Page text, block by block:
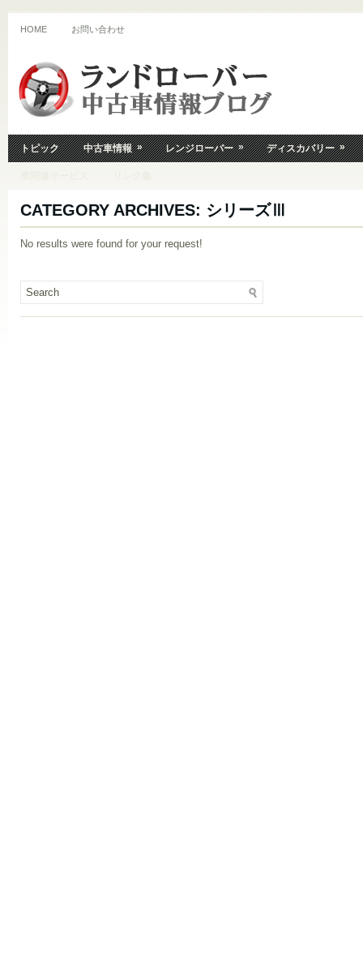
HOME お問い合わせ
トピック 中古車情報 » レンジローバー » ディスカバリー »
CATEGORY ARCHIVES: シリーズⅢ
No results were found for your request!